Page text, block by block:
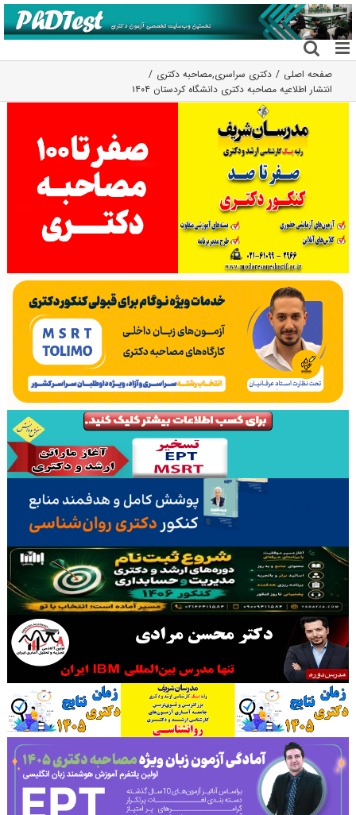
رفتن
به
محتوا
صفحه اصلی دکتری سراسری,مصاحبه دکتری
انتشار اطلاعیه مصاحبه دکتری دانشگاه کردستان ۱۴۰۴